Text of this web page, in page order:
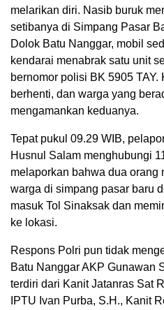
melarikan diri. Nasib buruk
setibanya di Simpang Pasar
Dolok Batu Nanggar, mobil
kendarai menabrak satu unit
bernomor polisi BK 5905
berhenti, dan warga yang
mengamankan keduanya.
Tepat pukul 09.29 WIB,
Husnul Salam menghubungi
melaporkan bahwa dua orang
warga di simpang pasar baru
masuk Tol Sinaksak dan
ke lokasi.
Respons Polri pun tidak
Batu Nanggar AKP Gunawan
terdiri dari Kanit Jatanras Sat
IPTU Ivan Purba, S.H., Kanit